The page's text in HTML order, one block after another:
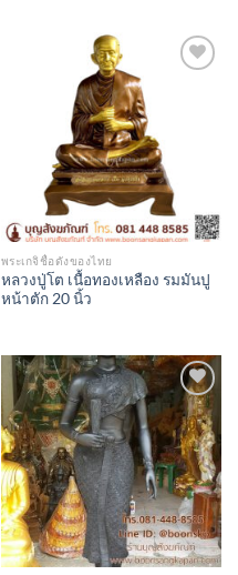
พระเกจิชื่อดังของไทย
หลวงปู่โต เนื้อทองเหลือง รมมันปู
หน้าตัก 20 นิ้ว
Add to
Wishlist